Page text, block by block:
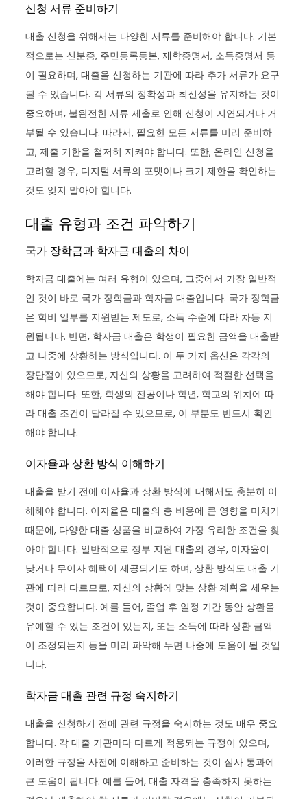
신청 서류 준비하기
대출 신청을 위해서는 다양한 서류를 준비해야 합니다. 기본
적으로는 신분증, 주민등록등본, 재학증명서, 소득증명서 등
이 필요하며, 대출을 신청하는 기관에 따라 추가 서류가 요구
될 수 있습니다. 각 서류의 정확성과 최신성을 유지하는 것이
중요하며, 불완전한 서류 제출로 인해 신청이 지연되거나 거
부될 수 있습니다. 따라서, 필요한 모든 서류를 미리 준비하
고, 제출 기한을 철저히 지켜야 합니다. 또한, 온라인 신청을
고려할 경우, 디지털 서류의 포맷이나 크기 제한을 확인하는
것도 잊지 말아야 합니다.
대출 유형과 조건 파악하기
국가 장학금과 학자금 대출의 차이
학자금 대출에는 여러 유형이 있으며, 그중에서 가장 일반적
인 것이 바로 국가 장학금과 학자금 대출입니다. 국가 장학금
은 학비 일부를 지원받는 제도로, 소득 수준에 따라 차등 지
원됩니다. 반면, 학자금 대출은 학생이 필요한 금액을 대출받
고 나중에 상환하는 방식입니다. 이 두 가지 옵션은 각각의
장단점이 있으므로, 자신의 상황을 고려하여 적절한 선택을
해야 합니다. 또한, 학생의 전공이나 학년, 학교의 위치에 따
라 대출 조건이 달라질 수 있으므로, 이 부분도 반드시 확인
해야 합니다.
이자율과 상환 방식 이해하기
대출을 받기 전에 이자율과 상환 방식에 대해서도 충분히 이
해해야 합니다. 이자율은 대출의 총 비용에 큰 영향을 미치기
때문에, 다양한 대출 상품을 비교하여 가장 유리한 조건을 찾
아야 합니다. 일반적으로 정부 지원 대출의 경우, 이자율이
낮거나 무이자 혜택이 제공되기도 하며, 상환 방식도 대출 기
관에 따라 다르므로, 자신의 상황에 맞는 상환 계획을 세우는
것이 중요합니다. 예를 들어, 졸업 후 일정 기간 동안 상환을
유예할 수 있는 조건이 있는지, 또는 소득에 따라 상환 금액
이 조정되는지 등을 미리 파악해 두면 나중에 도움이 될 것입
니다.
학자금 대출 관련 규정 숙지하기
대출을 신청하기 전에 관련 규정을 숙지하는 것도 매우 중요
합니다. 각 대출 기관마다 다르게 적용되는 규정이 있으며,
이러한 규정을 사전에 이해하고 준비하는 것이 심사 통과에
큰 도움이 됩니다. 예를 들어, 대출 자격을 충족하지 못하는